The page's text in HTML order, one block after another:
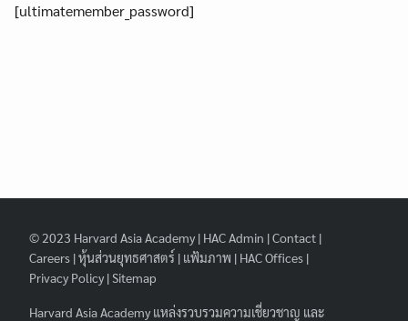
[ultimatemember_password]
© 2023 Harvard Asia Academy | HAC Admin |Contact |
Careers |หุ้นส่วนยุทธศาสตร์ | แฟ้มภาพ | HAC Offices |
Privacy Policy | Sitemap
Harvard Asia Academy แหล่งรวบรวมความเชี่ยวชาญ และ